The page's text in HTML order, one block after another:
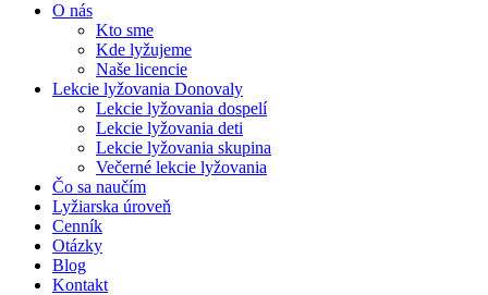
O nás
Kto sme
Kde lyžujeme
Naše licencie
Lekcie lyžovania Donovaly
Lekcie lyžovania dospelí
Lekcie lyžovania deti
Lekcie lyžovania skupina
Večerné lekcie lyžovania
Čo sa naučím
Lyžiarska úroveň
Cenník
Otázky
Blog
Kontakt